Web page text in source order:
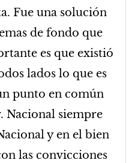
Fue una solución
de fondo que
es que existió
lados lo que es
punto en común
Nacional siempre
y en el bien
las convicciones